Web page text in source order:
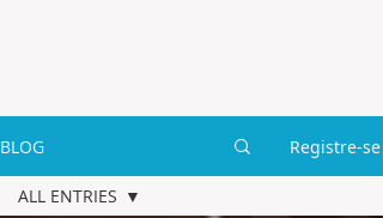
BLOG Registre-se
ALL ENTRIES